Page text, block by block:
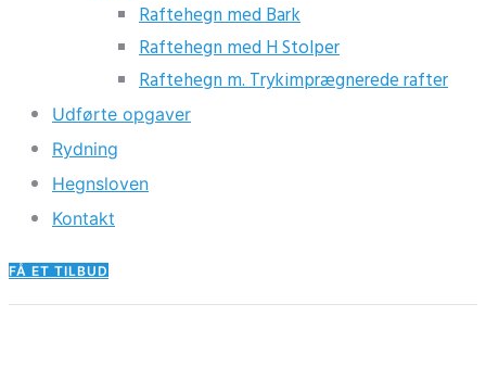
Raftehegn med Bark
Raftehegn med H Stolper
Raftehegn m. Trykimprægnerede rafter
Udførte opgaver
Rydning
Hegnsloven
Kontakt
FÅ ET TILBUD